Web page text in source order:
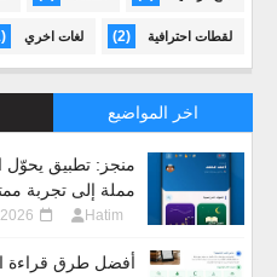
لقطات احترافية (2) لغات اخري
اخر المواضيع
منجز: تطبيق يحوّل
مملة إلى تجربة
Hatim
أفضل طرق قراءة